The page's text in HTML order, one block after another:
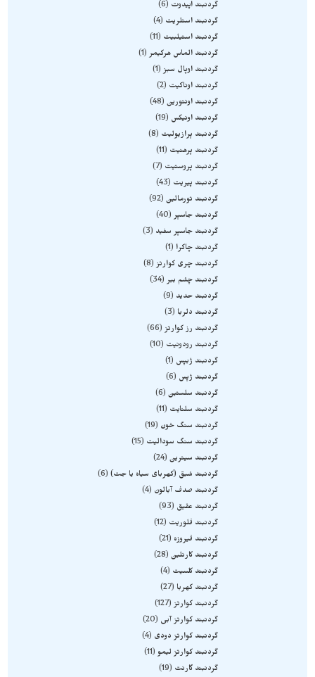
گردنبند اپیدوت
6
گردنبند استلریت
4
گردنبند استیلبیت
11
گردنبند الماس هرکیمر 1
گردنبند اوپال سبز 1
گردنبند اوناکیت
2
گردنبند اونتورین 48
گردنبند اونیکس
19
گردنبند پرازیولیت
8
گردنبند پرهنیت
11
گردنبند پروستیت
7
گردنبند پیریت
43
گردنبند تورمالین 92
گردنبند جاسپر 40
گردنبند جاسپر سفید
3
گردنبند چاکرا
1
گردنبند چری کوارتز 8
گردنبند چشم ببر 34
گردنبند حدید
9
گردنبند دلربا
3
گردنبند رز کوارتز 66
گردنبند رودونیت
10
گردنبند ژبپس
1
گردنبند ژپس
6
گردنبند سلستین 6
گردنبند سلنایت
11
گردنبند سنگ خون
19
گردنبند سنگ سودالیت
15
گردنبند سیترین 24
گردنبند شبق (کهربای سیاه یا جت) 6
گردنبند صدف آبالون
4
گردنبند عقیق
93
گردنبند فلوریت
12
گردنبند فیروزه
21
گردنبند کارنلین 28
گردنبند کلسیت
4
گردنبند کهربا
27
گردنبند کوارتز 127
گردنبند کوارتز آبی
20
گردنبند کوارتز دودی
4
گردنبند کوارتز لیمو 11
گردنبند گارنت
19